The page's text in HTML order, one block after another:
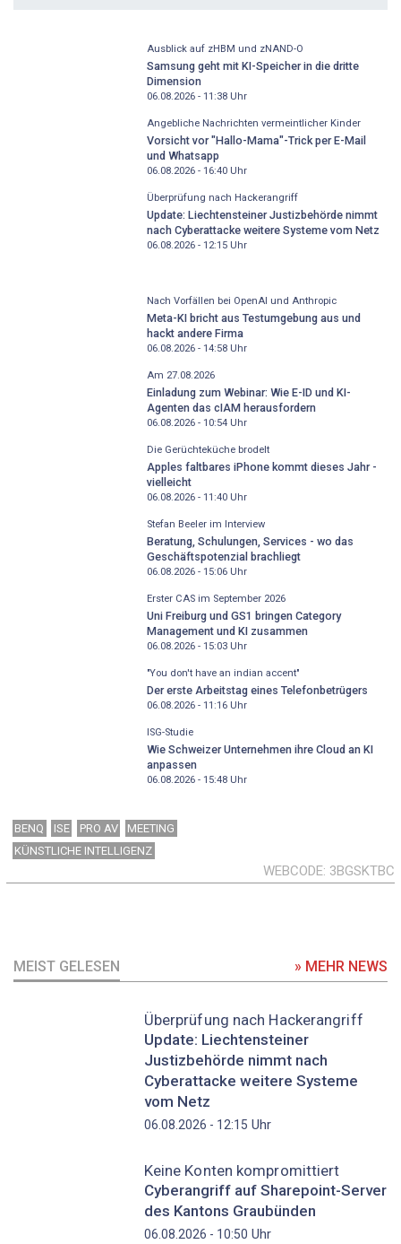
Ausblick auf zHBM und zNAND-O
Samsung geht mit KI-Speicher in die dritte
Dimension
06.08.2026 - 11:38Uhr
Angebliche Nachrichten vermeintlicher Kinder
Vorsicht vor "Hallo-Mama"-Trick per E-Mail
und Whatsapp
06.08.2026 - 16:40Uhr
Überprüfung nach Hackerangriff
Update: Liechtensteiner Justizbehörde nimmt
nach Cyberattacke weitere Systeme vom Netz
06.08.2026 - 12:15Uhr
Nach Vorfällen bei OpenAI und Anthropic
Meta-KI bricht aus Testumgebung aus und
hackt andere Firma
06.08.2026 - 14:58Uhr
Am 27.08.2026
Einladung zum Webinar: Wie E-ID und KI-
Agenten das cIAM herausfordern
06.08.2026 - 10:54Uhr
Die Gerüchteküche brodelt
Apples faltbares iPhone kommt dieses Jahr -
vielleicht
06.08.2026 - 11:40Uhr
Stefan Beeler im Interview
Beratung, Schulungen, Services - wo das
Geschäftspotenzial brachliegt
06.08.2026 - 15:06Uhr
Erster CAS im September 2026
Uni Freiburg und GS1 bringen Category
Management und KI zusammen
06.08.2026 - 15:03Uhr
"You don't have an indian accent"
Der erste Arbeitstag eines Telefonbetrügers
06.08.2026 - 11:16Uhr
ISG-Studie
Wie Schweizer Unternehmen ihre Cloud an KI
anpassen
06.08.2026 - 15:48Uhr
BENQ ISE PRO AV
MEETING
KÜNSTLICHE INTELLIGENZ
WEBCODE 3BGSKTBC
MEIST GELESEN » MEHR NEWS
Überprüfung nach Hackerangriff
Update: Liechtensteiner
Justizbehörde nimmt nach
Cyberattacke weitere Systeme
vom Netz
06.08.2026 - 12:15 Uhr
Keine Konten kompromittiert
Cyberangriff auf Sharepoint-Server
des Kantons Graubünden
06.08.2026 - 10:50 Uhr